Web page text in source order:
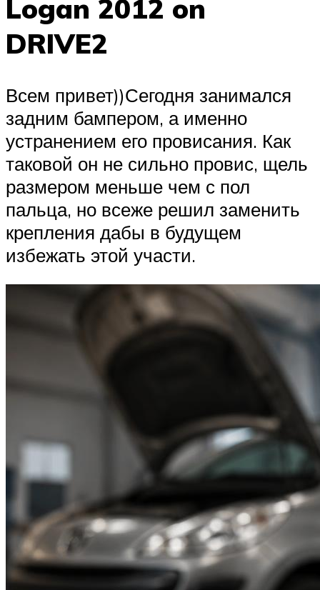
Logan 2012 on
DRIVE2
Всем привет))Сегодня занимался
задним бампером, а именно
устранением его провисания. Как
таковой он не сильно провис, щель
размером меньше чем с пол
пальца, но всеже решил заменить
крепления дабы в будущем
избежать этой участи.